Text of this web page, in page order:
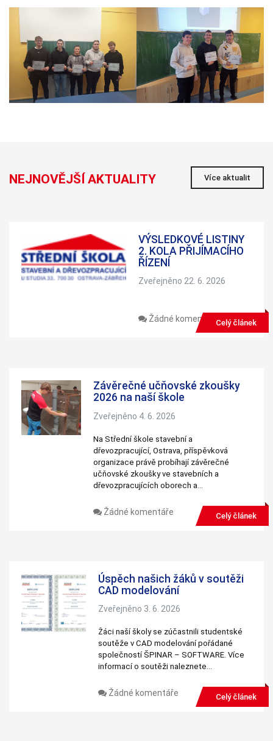
NEJNOVĚJŠÍ AKTUALITY Více aktualit
VÝSLEDKOVÉ LISTINY
2. KOLA PŘIJÍMACÍHO
ŘÍZENÍ
Zveřejněno 22. 6. 2026
Žádné komentářeCelý článek
Závěrečné učňovské zkoušky
2026 na naší škole
Zveřejněno 4. 6. 2026
Na Střední škole stavební a
dřevozpracující, Ostrava, příspěvková
organizace právě probíhají závěrečné
učňovské zkoušky ve stavebních a
dřevozpracujících oborech a…
Žádné komentáře Celý článek
Úspěch našich žáků v soutěži
CAD modelování
Zveřejněno 3. 6. 2026
Žáci naší školy se zúčastnili studentské
soutěže v CAD modelování pořádané
společností ŠPINAR – SOFTWARE. Více
informací o soutěži naleznete…
Žádné komentáře Celý článek
stránky
fungovaly při
vaší návštěvě
co nejlépe.
Pokud tyto
cookies
odmítnete,
některé
funkce z
webu zmizí.
zvyšujete šanci na